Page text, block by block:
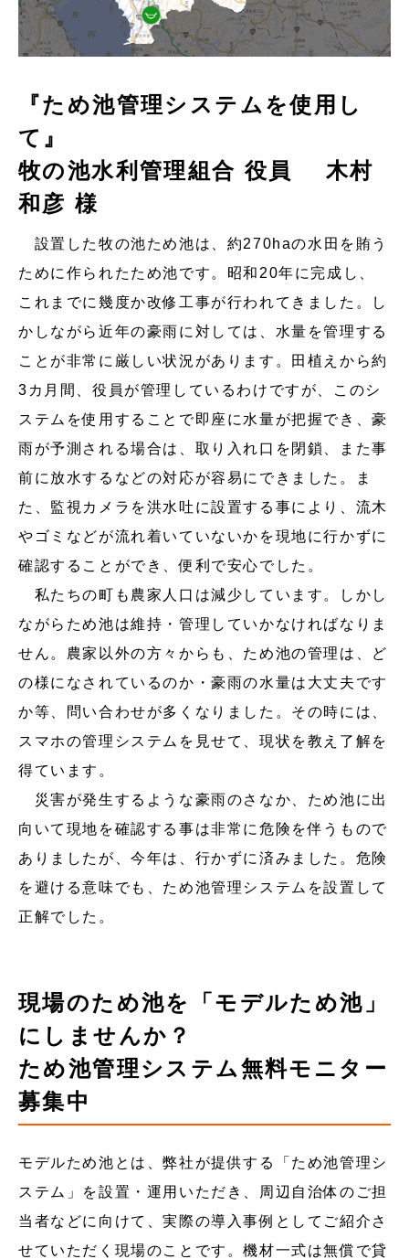
『ため池管理システムを使用し
て』
牧の池水利管理組合 役員 木村
和彦 様
設置した牧の池ため池は、約270haの水田を賄う
ために作られたため池です。昭和20年に完成し、
これまでに幾度か改修工事が行われてきました。し
かしながら近年の豪雨に対しては、水量を管理する
ことが非常に厳しい状況があります。田植えから約
3カ月間、役員が管理しているわけですが、このシ
ステムを使用することで即座に水量が把握でき、豪
雨が予測される場合は、取り入れ口を閉鎖、また事
前に放水するなどの対応が容易にできました。ま
た、監視カメラを洪水吐に設置する事により、流木
やゴミなどが流れ着いていないかを現地に行かずに
確認することができ、便利で安心でした。
私たちの町も農家人口は減少しています。しかし
ながらため池は維持・管理していかなければなりま
せん。農家以外の方々からも、ため池の管理は、ど
の様になされているのか・豪雨の水量は大丈夫です
か等、問い合わせが多くなりました。その時には、
スマホの管理システムを見せて、現状を教え了解を
得ています。
災害が発生するような豪雨のさなか、ため池に出
向いて現地を確認する事は非常に危険を伴うもので
ありましたが、今年は、行かずに済みました。危険
を避ける意味でも、ため池管理システムを設置して
正解でした。
現場のため池を「モデルため池」
にしませんか？
ため池管理システム無料モニター
募集中
モデルため池とは、弊社が提供する「ため池管理シ
ステム」を設置・運用いただき、周辺自治体のご担
当者などに向けて、実際の導入事例としてご紹介さ
せていただく現場のことです。機材一式は無償で貸